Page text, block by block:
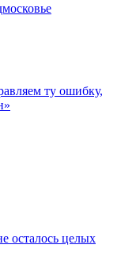
ту ошибку,
осталось целых